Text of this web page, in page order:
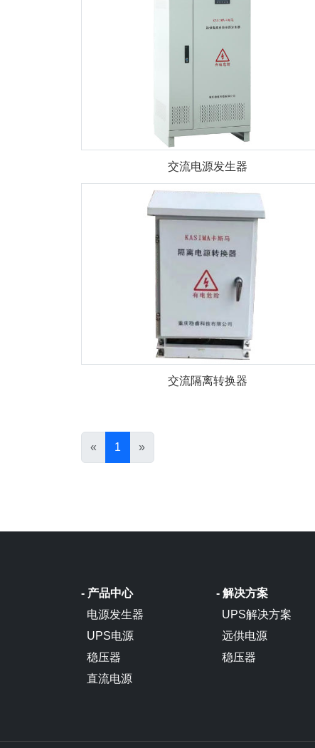
交流电源发生器
交流隔离转换器
« 1 »
- 产品中心
电源发生器
UPS电源
稳压器
直流电源
- 解决方案
UPS解决方案
远供电源
稳压器